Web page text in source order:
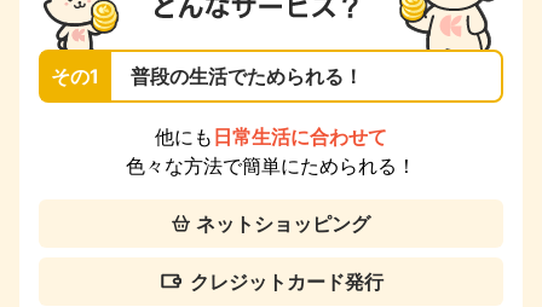
その1 普段の生活でためられる！
他にも 日常生活に合わせて
色々な方法で簡単にためられる！
ネットショッピング
クレジットカード発行